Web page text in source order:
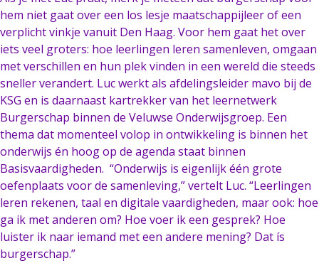
hem niet gaat over een los lesje maatschappijleer of een
verplicht vinkje vanuit Den Haag. Voor hem gaat het over
iets veel groters: hoe leerlingen leren samenleven, omgaan
met verschillen en hun plek vinden in een wereld die steeds
sneller verandert. Luc werkt als afdelingsleider mavo bij de
KSG en is daarnaast kartrekker van het leernetwerk
Burgerschap binnen de Veluwse Onderwijsgroep. Een
thema dat momenteel volop in ontwikkeling is binnen het
onderwijs én hoog op de agenda staat binnen
Basisvaardigheden. “Onderwijs is eigenlijk één grote
oefenplaats voor de samenleving,” vertelt Luc. “Leerlingen
leren rekenen, taal en digitale vaardigheden, maar ook: hoe
ga ik met anderen om? Hoe voer ik een gesprek? Hoe
luister ik naar iemand met een andere mening? Dat ís
burgerschap.”